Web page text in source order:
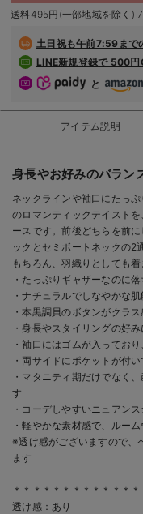
送料495円(一部地域を除く)
土日祝も午前7:59まで
LINE新規登録で 500円
と
アイテム説明
身長やお好みのバラン
ネックラインや袖口にたっ
のロマンティックテイスト
ースです。前後どちらを前
ックとセミボートネックの2
もちろん、羽織りとしても着
・たっぷりギャザーなのに
・ナチュラルでしなやかな
・本黒調貝のボタンがクラ
・身長やスタイリングの好
・袖口にはゴムが入ってお
・両サイドにポケットが付
・マタニティ期だけでなく
す
・コーデしやすいニュアン
・軽やかな素材感で、ルー
※透け感がございますので、
ます
＊＊＊＊＊＊＊＊＊＊＊＊＊
透け感：あり